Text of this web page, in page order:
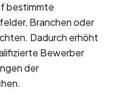
bestimmte
Branchen oder
Dadurch erhöht
Bewerber
der